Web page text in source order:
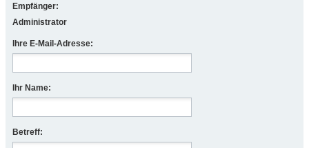
Empfänger:
Administrator
Ihre E-Mail-Adresse:
Ihr Name:
Betreff: